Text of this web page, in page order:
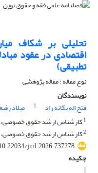
تحلیلی بر شکاف
اقتصادی در عقود
تطبیقی)
نوع مقاله : مقاله پژوهشی
نویسندگان
فتح اله یگانه راد
1 میلاد
1کارشناس‌ ارشد حقوق‌ خصوصی،
2کارشناس ارشد حقوق خصوصی،
jml.2026.737278
چکیده